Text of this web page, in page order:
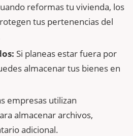
reformas tu vivienda, los
tus pertenencias del
Si planeas estar fuera por
almacenar tus bienes en
empresas utilizan
almacenar archivos,
adicional.